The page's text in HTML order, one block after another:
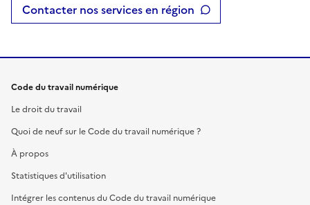
Contacter nos services en région
Code du travail numérique
Le droit du travail
Quoi de neuf sur le Code du travail numérique ?
À propos
Statistiques d'utilisation
Intégrer les contenus du Code du travail numérique